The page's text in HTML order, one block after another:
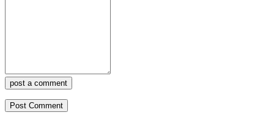
post a comment